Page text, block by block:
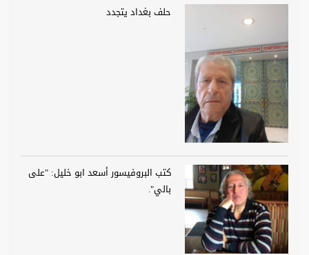
حلف بغداد يتجدد
كتب البروفيسور أسعد ابو خليل: "على
بالي".